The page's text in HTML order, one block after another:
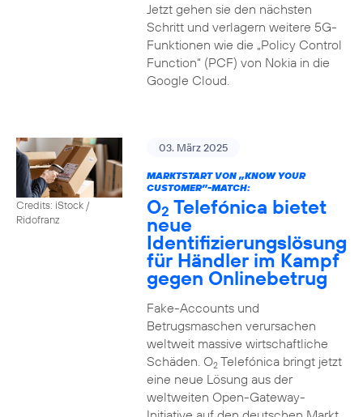
Jetzt gehen sie den nächsten
Schritt und verlagern weitere 5G-
Funktionen wie die „Policy Control
Function“ (PCF) von Nokia in die
Google Cloud.
Credits: iStock /
Ridofranz
03. März 2025
MARKTSTART VON „KNOW YOUR
CUSTOMER”-MATCH:
O2 Telefónica bietet
neue
Identifizierungslösung
für Händler im Kampf
gegen Onlinebetrug
Fake-Accounts und
Betrugsmaschen verursachen
weltweit massive wirtschaftliche
Schäden. O2Telefónica bringt jetzt
eine neue Lösung aus der
weltweiten Open-Gateway-